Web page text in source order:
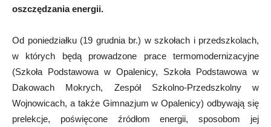
oszczędzania energii.
Od poniedziałku (19 grudnia br.) w szkołach i przedszkolach,
w których będą prowadzone prace termomodernizacyjne
(Szkoła Podstawowa w Opalenicy, Szkoła Podstawowa w
Dakowach Mokrych, Zespół Szkolno-Przedszkolny w
Wojnowicach, a także Gimnazjum w Opalenicy) odbywają się
prelekcje, poświęcone źródłom energii, sposobom jej